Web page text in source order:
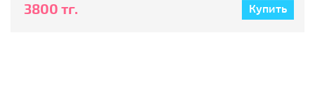
3800 тг. Купить